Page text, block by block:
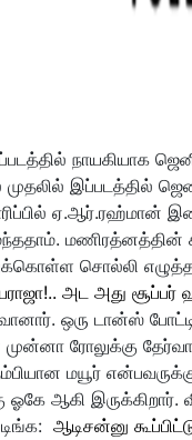
நாயகியாக
இப்படத்தில்
ஏ.ஆர்.ரஹ்மான்
மணிரத்னத்தின்
சொல்லி
அட அது சூப்பர்
ஒரு டான்ஸ்
ரோலுக்கு
மயூர்
ஆகி
ஆடிசன்னு